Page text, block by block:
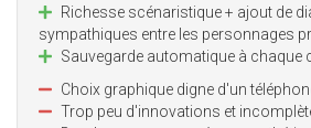
Richesse scénaristique + ajout de
sympathiques entre les personnages
Sauvegarde automatique à chaque
Choix graphique digne d'un
Trop peu d'innovations et